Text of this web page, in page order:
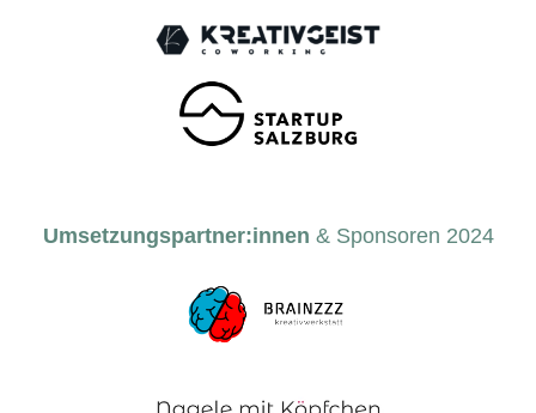
Umsetzungspartner:innen & Sponsoren 2024